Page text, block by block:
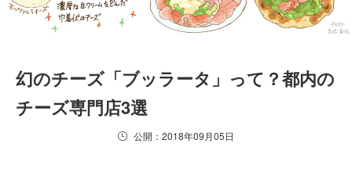
幻のチーズ「ブッラータ」って？都内の
チーズ専門店3選
公開：2018年09月05日